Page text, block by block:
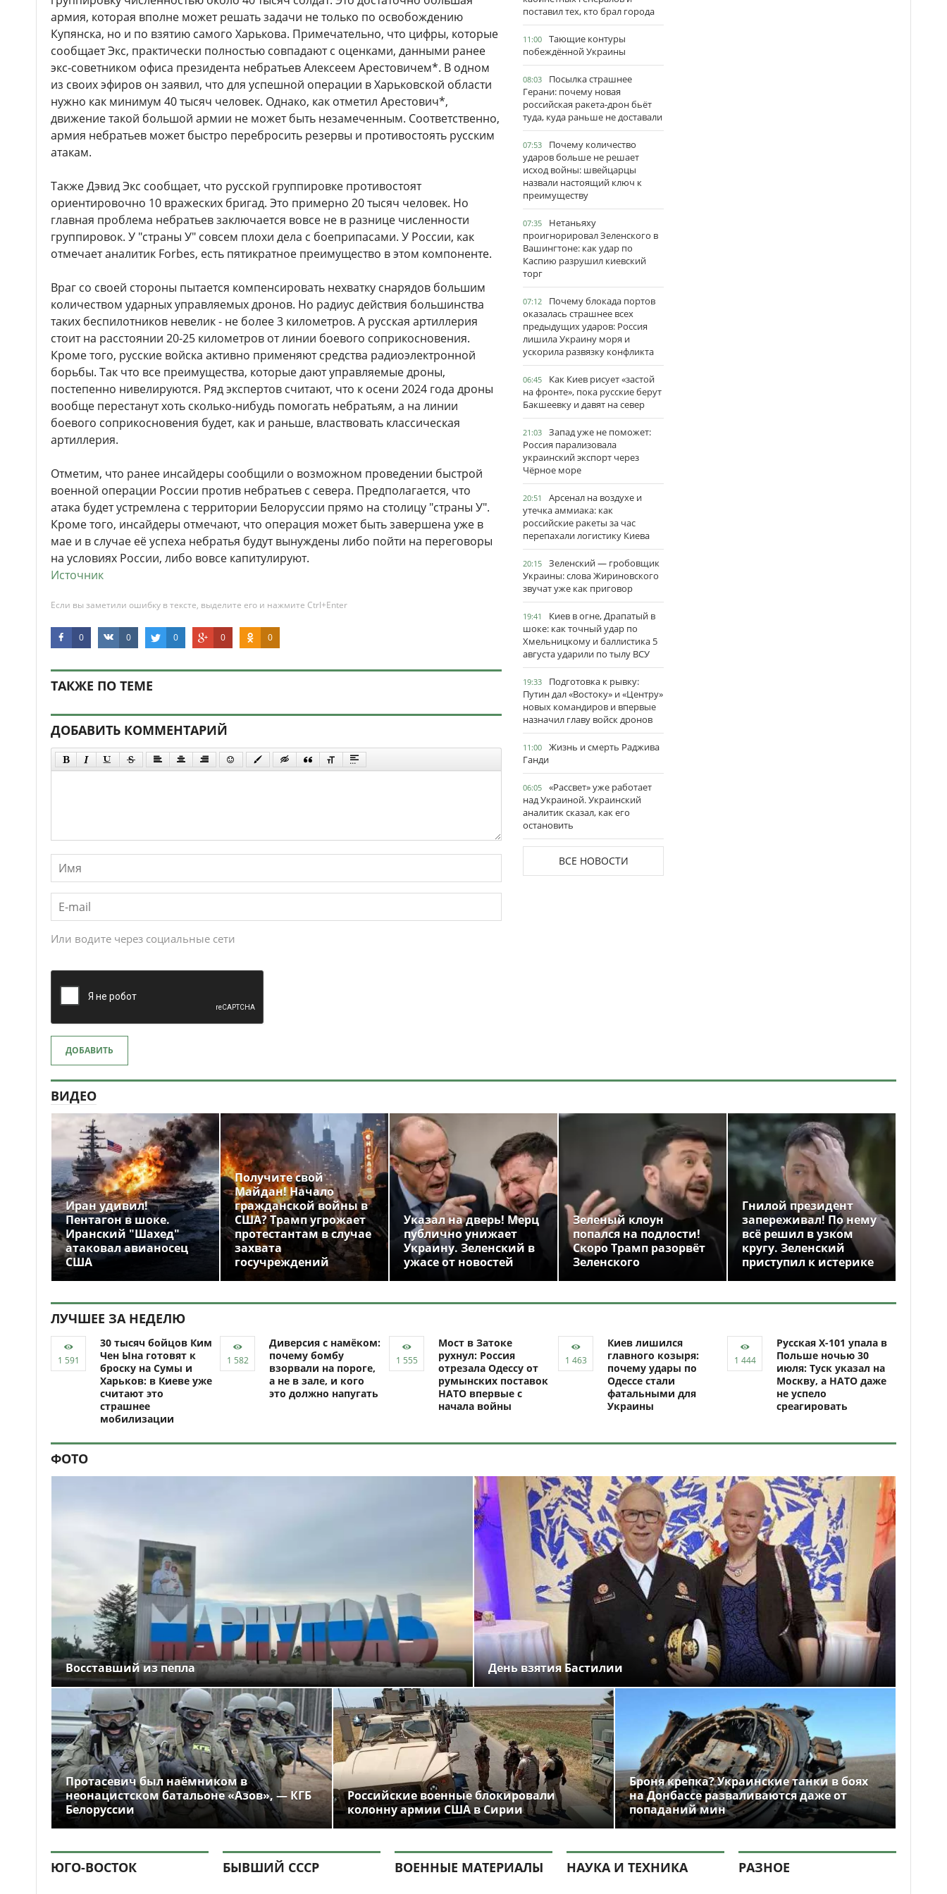
армия, которая вполне может решать задачи не только по освобождению
Купянска, но и по взятию самого Харькова. Примечательно, что цифры, которые
сообщает Экс, практически полностью совпадают с оценками, данными ранее
экс-советником офиса президента небратьев Алексеем Арестовичем*. В одном
из своих эфиров он заявил, что для успешной операции в Харьковской области
нужно как минимум 40 тысяч человек. Однако, как отметил Арестович*,
движение такой большой армии не может быть незамеченным. Соответственно,
армия небратьев может быстро перебросить резервы и противостоять русским
атакам.
Также Дэвид Экс сообщает, что русской группировке противостоят
ориентировочно 10 вражеских бригад. Это примерно 20 тысяч человек. Но
главная проблема небратьев заключается вовсе не в разнице численности
группировок. У "страны У" совсем плохи дела с боеприпасами. У России, как
отмечает аналитик Forbes, есть пятикратное преимущество в этом компоненте.
Враг со своей стороны пытается компенсировать нехватку снарядов большим
количеством ударных управляемых дронов. Но радиус действия большинства
таких беспилотников невелик - не более 3 километров. А русская артиллерия
стоит на расстоянии 20-25 километров от линии боевого соприкосновения.
Кроме того, русские войска активно применяют средства радиоэлектронной
борьбы. Так что все преимущества, которые дают управляемые дроны,
постепенно нивелируются. Ряд экспертов считают, что к осени 2024 года дроны
вообще перестанут хоть сколько-нибудь помогать небратьям, а на линии
боевого соприкосновения будет, как и раньше, властвовать классическая
артиллерия.
Отметим, что ранее инсайдеры сообщили о возможном проведении быстрой
военной операции России против небратьев с севера. Предполагается, что
атака будет устремлена с территории Белоруссии прямо на столицу "страны У".
Кроме того, инсайдеры отмечают, что операция может быть завершена уже в
мае и в случае её успеха небратья будут вынуждены либо пойти на переговоры
на условиях России, либо вовсе капитулируют.
Источник
Если вы заметили ошибку в тексте, выделите его и нажмите Ctrl+Enter
0 0 0 0 0
ТАКЖЕ ПО ТЕМЕ
ДОБАВИТЬ КОММЕНТАРИЙ
Или водите через социальные сети
ДОБАВИТЬ
поставил тех, кто брал города
11:00
Тающие контуры
побеждённой Украины
08:03
Посылка страшнее
Герани: почему новая
российская ракета-дрон бьёт
туда, куда раньше не доставали
07:53
Почему количество
ударов больше не решает
исход войны: швейцарцы
назвали настоящий ключ к
преимуществу
07:35
Нетаньяху
проигнорировал Зеленского в
Вашингтоне: как удар по
Каспию разрушил киевский
торг
07:12
Почему блокада портов
оказалась страшнее всех
предыдущих ударов: Россия
лишила Украину моря и
ускорила развязку конфликта
06:45
Как Киев рисует «застой
на фронте», пока русские берут
Бакшеевку и давят на север
21:03
Запад уже не поможет:
Россия парализовала
украинский экспорт через
Чёрное море
20:51
Арсенал на воздухе и
утечка аммиака: как
российские ракеты за час
перепахали логистику Киева
20:15
Зеленский — гробовщик
Украины: слова Жириновского
звучат уже как приговор
19:41
Киев в огне, Драпатый в
шоке: как точный удар по
Хмельницкому и баллистика 5
августа ударили по тылу ВСУ
19:33
Подготовка к рывку:
Путин дал «Востоку» и «Центру»
новых командиров и впервые
назначил главу войск дронов
11:00
Жизнь и смерть Раджива
Ганди
06:05
«Рассвет» уже работает
над Украиной. Украинский
аналитик сказал, как его
остановить
ВСЕ НОВОСТИ
ВИДЕО
Иран удивил!
Пентагон в шоке.
Иранский "Шахед"
атаковал авианосец
США
Получите свой
Майдан! Начало
гражданской войны в
США? Трамп угрожает
протестантам в случае
захвата
госучреждений
Указал на дверь! Мерц
публично унижает
Украину. Зеленский в
ужасе от новостей
Зеленый клоун
попался на подлости!
Скоро Трамп разорвёт
Зеленского
Гнилой президент
запереживал! По нему
всё решил в узком
кругу. Зеленский
приступил к истерике
ЛУЧШЕЕ ЗА НЕДЕЛЮ
30 тысяч бойцов Ким
Чен Ына готовят к
броску на Сумы и
Харьков: в Киеве уже
считают это
страшнее
мобилизации
Диверсия с намёком:
почему бомбу
взорвали на пороге,
а не в зале, и кого
это должно напугать
Мост в Затоке
рухнул: Россия
отрезала Одессу от
румынских поставок
НАТО впервые с
начала войны
Киев лишился
главного козыря:
почему удары по
Одессе стали
фатальными для
Украины
Русская Х-101 упала в
Польше ночью 30
июля: Туск указал на
Москву, а НАТО даже
не успело
среагировать
ФОТО
Восставший из пепла День взятия Бастилии
Протасевич был наёмником в
неонацистском батальоне «Азов», — КГБ
Белоруссии
Российские военные блокировали
колонну армии США в Сирии
Броня крепка? Украинские танки в боях
на Донбассе разваливаются даже от
попаданий мин
ЮГО-ВОСТОК БЫВШИЙ СССР ВОЕННЫЕ МАТЕРИАЛЫ НАУКА И ТЕХНИКА РАЗНОЕ